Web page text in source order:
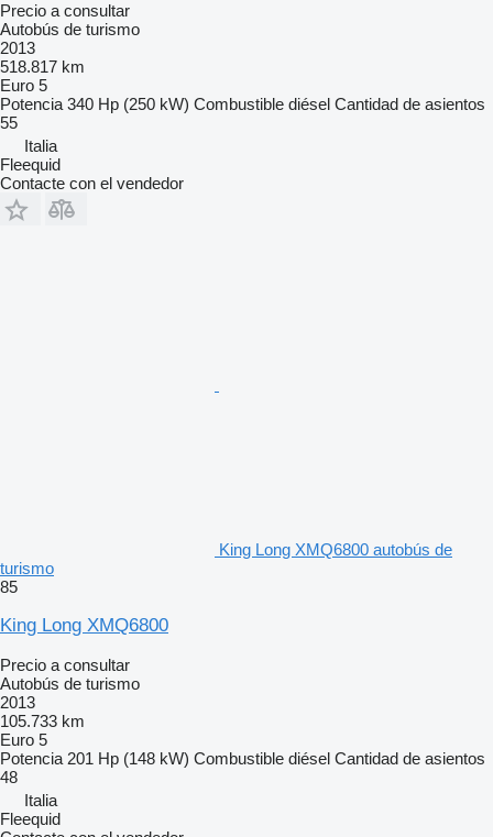
Precio a consultar
Autobús de turismo
2013
518.817 km
Euro 5
Potencia 340 Hp (250 kW) Combustible diésel Cantidad de asientos
55
Italia
Fleequid
Contacte con el vendedor
King Long XMQ6800 autobús de
turismo
85
King Long XMQ6800
Precio a consultar
Autobús de turismo
2013
105.733 km
Euro 5
Potencia 201 Hp (148 kW) Combustible diésel Cantidad de asientos
48
Italia
Fleequid